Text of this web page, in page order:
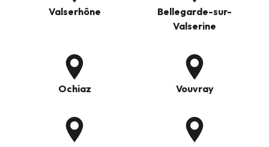
Valserhône
Bellegarde-sur-
Valserine
Ochiaz Vouvray